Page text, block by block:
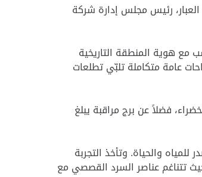
رئيس مجلس إدارة شركة
مع هوية المنطقة التاريخية
عامة متكاملة تلبّي تطلعات
تطلّ جميعها على المساحات الخضراء، فضلاً عن برج مراقبة يبلغ
والحياة. وتأخذ التجربة
تتناغم عناصر السرد القصصي مع